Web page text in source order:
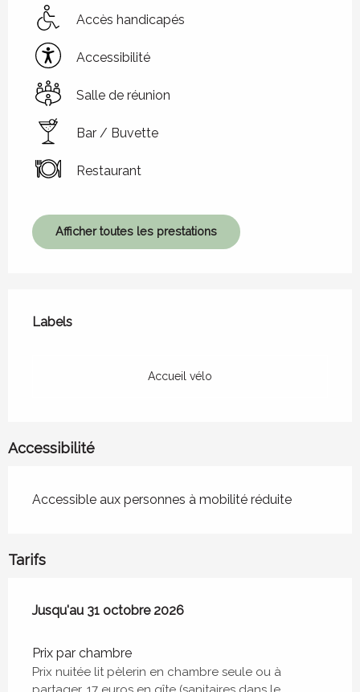
Accès handicapés
Accessibilité
Salle de réunion
Bar / Buvette
Restaurant
Afficher toutes les prestations
Labels
Labels
Accueil vélo
Accessibilité
Accessible aux personnes à mobilité réduite
Tarifs
Du25 mars 2026au 31 octobre 2026
Jusqu'au 31 octobre 2026
Prix par chambre
Prix nuitée lit pèlerin en chambre seule ou à